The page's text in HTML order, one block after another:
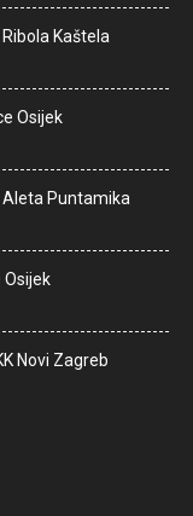
Kaštela
Osijek
Aleta Puntamika
Osijek
Novi Zagreb